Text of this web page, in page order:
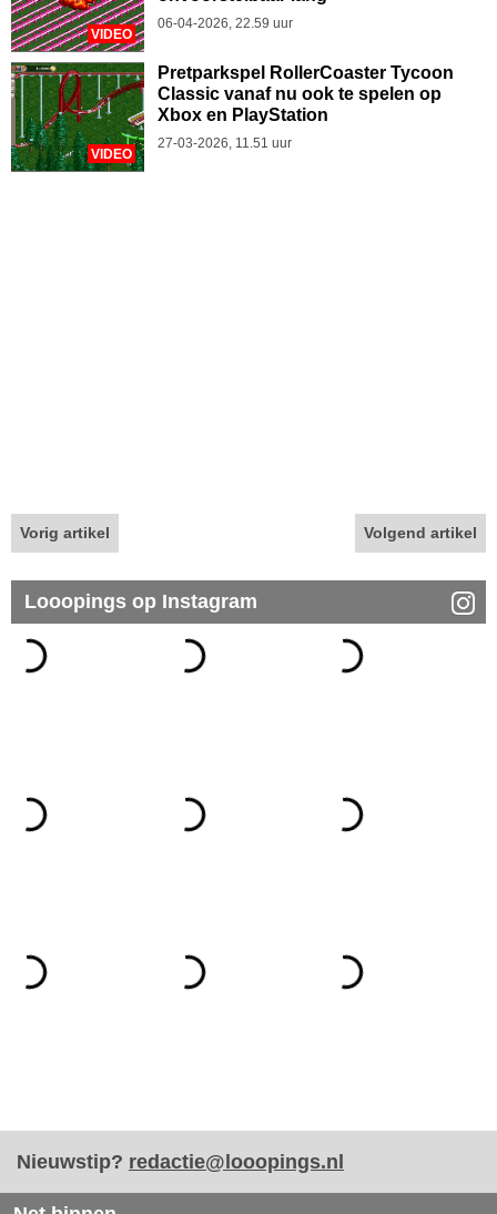
VIDEO
06-04-2026, 22.59 uur
VIDEO
Pretparkspel RollerCoaster Tycoon
Classic vanaf nu ook te spelen op
Xbox en PlayStation
27-03-2026, 11.51 uur
Vorig artikel Volgend artikel
Looopings op Instagram
Nieuwstip? redactie@looopings.nl